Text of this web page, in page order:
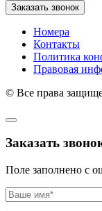
Заказать звонок
Номера
Контакты
Политика
Правовая
© Все права
Заказать
Поле заполнено с